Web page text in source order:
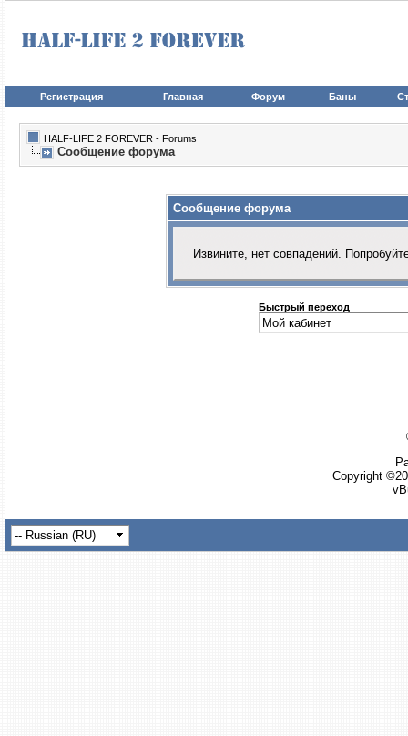
Регистрация Главная Форум Баны
HALF-LIFE 2 FOREVER - Forums
Сообщение форума
Сообщение форума
Извините, нет совпадений.
Быстрый переход
Copyright